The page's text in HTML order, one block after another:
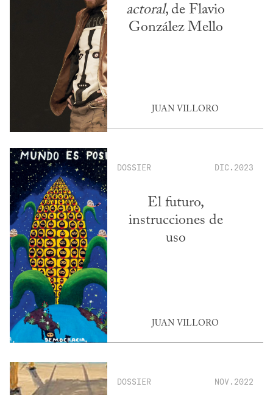
actoral, de Flavio
González Mello
JUAN VILLORO
DOSSIER DIC.2023
El futuro,
instrucciones de
uso
JUAN VILLORO
DOSSIER NOV.2022